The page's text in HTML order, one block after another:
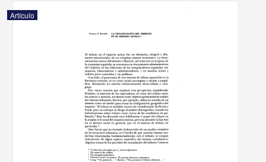
Artículo